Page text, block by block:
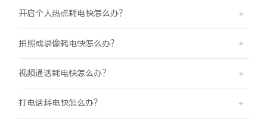
开启个人热点耗电快怎么办？
拍照或录像耗电快怎么办？
视频通话耗电快怎么办？
打电话耗电快怎么办？